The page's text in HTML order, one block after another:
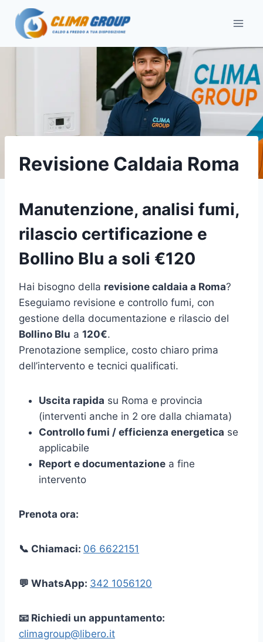
Salta
contenuto
Revisione Caldaia Roma
Manutenzione, analisi fumi,
rilascio certificazione e
Bollino Blu a soli €120
Hai bisogno della revisione caldaia a Roma?
Eseguiamo revisione e controllo fumi, con
gestione della documentazione e rilascio del
Bollino Blu a 120€.
Prenotazione semplice, costo chiaro prima
dell’intervento e tecnici qualificati.
Uscita rapida su Roma e provincia
(interventi anche in 2 ore dalla chiamata)
Controllo fumi / efficienza energetica se
applicabile
Report e documentazione a fine
intervento
Prenota ora:
📞 Chiamaci: 06 6622151
💬 WhatsApp: 342 1056120
📧 Richiedi un appuntamento:
climagroup@libero.it